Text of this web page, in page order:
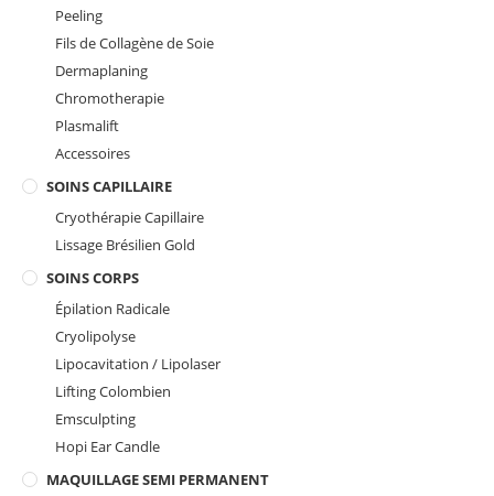
Peeling
Fils de Collagène de Soie
Dermaplaning
Chromotherapie
Plasmalift
Accessoires
SOINS CAPILLAIRE
Cryothérapie Capillaire
Lissage Brésilien Gold
SOINS CORPS
Épilation Radicale
Cryolipolyse
Lipocavitation / Lipolaser
Lifting Colombien
Emsculpting
Hopi Ear Candle
MAQUILLAGE SEMI PERMANENT